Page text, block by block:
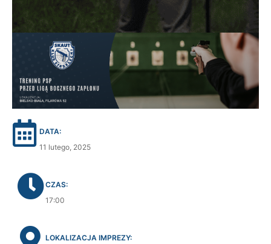
DATA:
11 lutego, 2025
CZAS:
17:00
LOKALIZACJA IMPREZY: